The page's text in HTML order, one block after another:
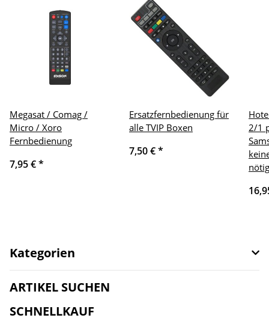
Megasat / Comag /
Micro / Xoro
Fernbedienung
7,95 €*
Ersatzfernbedienung für
alle TVIP Boxen
7,50 €*
2/1
nötig
Kategorien
ARTIKEL SUCHEN
SCHNELLKAUF